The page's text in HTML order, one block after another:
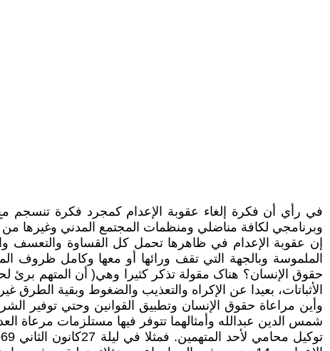
في رأي أن فکرة إلغاء عقوبة الإعدام کمجرد فکرة تنسجم
وبرنامجي لکافة مناضلي ومنظمات المجتمع المدني وغيرها من
إن عقوبة الإعدام في ظاهرها تحمل کل القساوة والتعسف
الملموسة وبالجهة التي تقف ورائها أو معها وکامل ظروف
حقوق الإنسان؟ هناک مقولة تذکر کثيرا وهي( أن المتهم برئ لحين
الأثباتات، بعيدا عن الإکراه‌ والتعذيب والضغوط وبقية الطرق
وأين مراعاة حقوق الإنسان وتطبيق القوانين وحتي توفير
شمس الدين عبدالله‌ وأمثالهما تتوفر فيها مستلزمات مرعاة